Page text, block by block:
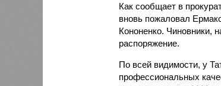
Как сообщает в
вновь пожаловал
Кононенко. Чиновники,
распоряжение.
По всей видимости, у
профессиональных